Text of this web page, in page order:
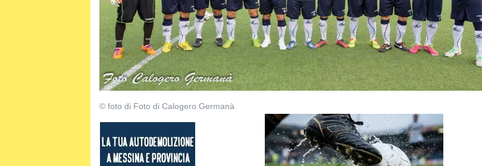
© foto di Foto di Calogero Germanà